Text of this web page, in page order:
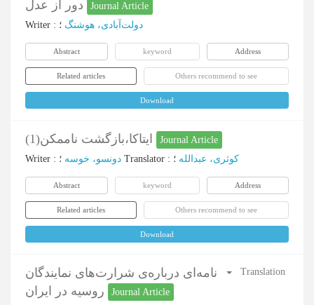
Journal Article
Writer : دولت‌آبادی، هوشنگ ؛
Abstract keyword Address
Related articles Others recommend to see
Download
Journal Article
Writer : دونسو، خوسه Translator : کوثری، عبدالله ؛
Abstract keyword Address
Related articles Others recommend to see
Download
نامه‌ای درباره‌ی شرارت‌های نمایندگان
Journal Article
Translation